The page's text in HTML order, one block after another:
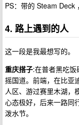
PS：带的 Steam Deck
4. 路上遇到的人
这一段是我最想写的。
重庆搭子:在普者黑吃
摇国道。前端，在比亚
人区、游过赛里木湖，
心态极好，后来一路同
泼水节。